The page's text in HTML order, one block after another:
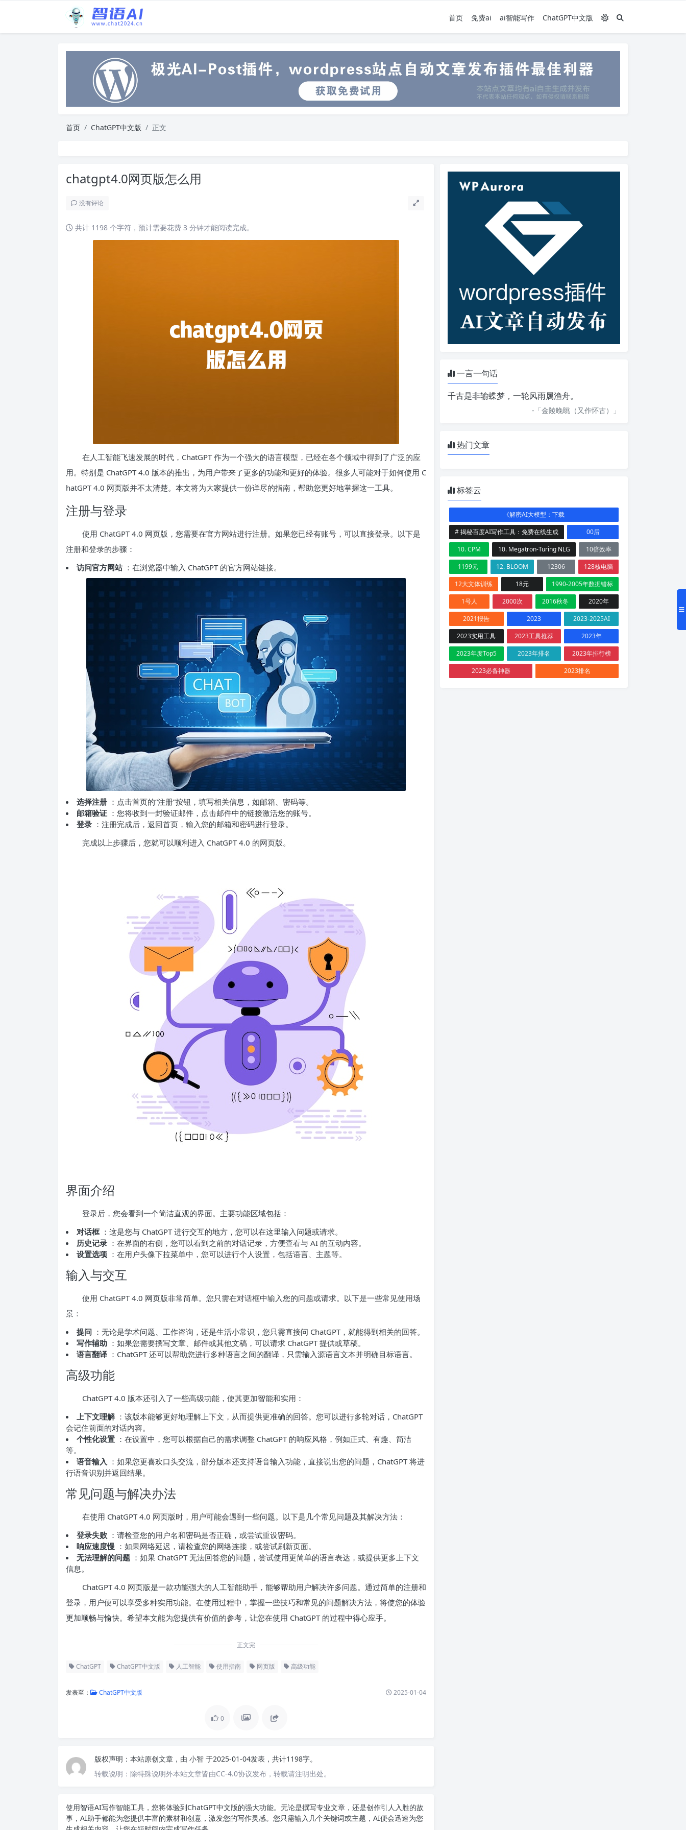
首页 免费ai ai智能写作 ChatGPT中文版
首页 ChatGPT中文版 正文
chatgpt4.0网页版怎么用
没有评论
共计 1198 个字符，预计需要花费 3 分钟才能阅读完成。
在人工智能飞速发展的时代，ChatGPT 作为一个强大的语言模型，已经在各个领域中得到了广泛的应
用。特别是 ChatGPT 4.0 版本的推出，为用户带来了更多的功能和更好的体验。很多人可能对于如何使用 C
hatGPT 4.0 网页版并不太清楚。本文将为大家提供一份详尽的指南，帮助您更好地掌握这一工具。
注册与登录
使用 ChatGPT 4.0 网页版，您需要在官方网站进行注册。如果您已经有账号，可以直接登录。以下是
注册和登录的步骤：
访问官方网站 ：在浏览器中输入 ChatGPT 的官方网站链接。
选择注册 ：点击首页的“注册”按钮，填写相关信息，如邮箱、密码等。
邮箱验证 ：您将收到一封验证邮件，点击邮件中的链接激活您的账号。
登录 ：注册完成后，返回首页，输入您的邮箱和密码进行登录。
完成以上步骤后，您就可以顺利进入 ChatGPT 4.0 的网页版。
界面介绍
登录后，您会看到一个简洁直观的界面。主要功能区域包括：
对话框 ：这是您与 ChatGPT 进行交互的地方，您可以在这里输入问题或请求。
历史记录 ：在界面的右侧，您可以看到之前的对话记录，方便查看与 AI 的互动内容。
设置选项 ：在用户头像下拉菜单中，您可以进行个人设置，包括语言、主题等。
输入与交互
使用 ChatGPT 4.0 网页版非常简单。您只需在对话框中输入您的问题或请求。以下是一些常见使用场
景：
提问 ：无论是学术问题、工作咨询，还是生活小常识，您只需直接问 ChatGPT，就能得到相关的回答。
写作辅助 ：如果您需要撰写文章、邮件或其他文稿，可以请求 ChatGPT 提供或草稿。
语言翻译 ：ChatGPT 还可以帮助您进行多种语言之间的翻译，只需输入源语言文本并明确目标语言。
高级功能
ChatGPT 4.0 版本还引入了一些高级功能，使其更加智能和实用：
上下文理解 ：该版本能够更好地理解上下文，从而提供更准确的回答。您可以进行多轮对话，ChatGPT
会记住前面的对话内容。
个性化设置 ：在设置中，您可以根据自己的需求调整 ChatGPT 的响应风格，例如正式、有趣、简洁
等。
语音输入 ：如果您更喜欢口头交流，部分版本还支持语音输入功能，直接说出您的问题，ChatGPT 将进
行语音识别并返回结果。
常见问题与解决办法
在使用 ChatGPT 4.0 网页版时，用户可能会遇到一些问题。以下是几个常见问题及其解决方法：
登录失败 ：请检查您的用户名和密码是否正确，或尝试重设密码。
响应速度慢 ：如果网络延迟，请检查您的网络连接，或尝试刷新页面。
无法理解的问题 ：如果 ChatGPT 无法回答您的问题，尝试使用更简单的语言表达，或提供更多上下文
信息。
ChatGPT 4.0 网页版是一款功能强大的人工智能助手，能够帮助用户解决许多问题。通过简单的注册和
登录，用户便可以享受多种实用功能。在使用过程中，掌握一些技巧和常见的问题解决方法，将使您的体验
更加顺畅与愉快。希望本文能为您提供有价值的参考，让您在使用 ChatGPT 的过程中得心应手。
正文完
ChatGPT ChatGPT中文版 人工智能 使用指南 网页版 高级功能
发表至： ChatGPT中文版 2025-01-04
0
版权声明： 本站原创文章，由 小智 于2025-01-04发表，共计1198字。
转载说明： 除特殊说明外本站文章皆由CC-4.0协议发布，转载请注明出处。
使用智语AI写作智能工具，您将体验到ChatGPT中文版的强大功能。无论是撰写专业文章，还是创作引人入胜的故
事，AI助手都能为您提供丰富的素材和创意，激发您的写作灵感。您只需输入几个关键词或主题，AI便会迅速为您
一言一句话
千古是非输蝶梦，一轮风雨属渔舟。
-「金陵晚眺（又作怀古） 」
热门文章
标签云
《解密AI大模型：下载
# 揭秘百度AI写作工具：免费在线生成
00后
10. CPM
10. Megatron-Turing NLG
10倍效率
1199元
12. BLOOM 12306
128核电脑
12大文体训练
18元
1990-2005年数据错标
1号人
2000次 2016秋冬
2020年
2021报告
2023
2023-2025AI
2023实用工具
2023工具推荐
2023年
2023年度Top5
2023年排名
2023年排行榜
2023必备神器
2023排名